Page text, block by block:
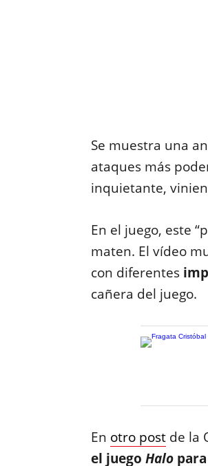
Se muestra una
ataques más
inquietante,
En el juego, este
maten. El vídeo
con diferentes
cañera del juego.
En otro postde la
el juego Halopara